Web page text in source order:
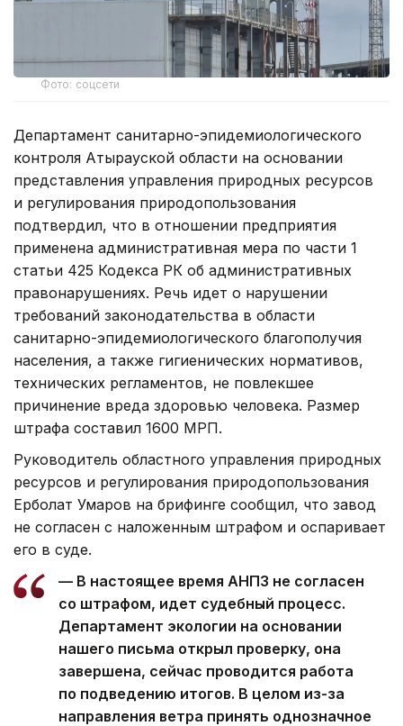
Фото: соцсети
Департамент санитарно-эпидемиологического
контроля Атырауской области на основании
представления управления природных ресурсов
и регулирования природопользования
подтвердил, что в отношении предприятия
применена административная мера по части 1
статьи 425 Кодекса РК об административных
правонарушениях. Речь идет о нарушении
требований законодательства в области
санитарно-эпидемиологического благополучия
населения, а также гигиенических нормативов,
технических регламентов, не повлекшее
причинение вреда здоровью человека. Размер
штрафа составил 1600 МРП.
Руководитель областного управления природных
ресурсов и регулирования природопользования
Ерболат Умаров на брифинге сообщил, что завод
не согласен с наложенным штрафом и оспаривает
его в суде.
— В настоящее время АНПЗ не согласен
со штрафом, идет судебный процесс.
Департамент экологии на основании
нашего письма открыл проверку, она
завершена, сейчас проводится работа
по подведению итогов. В целом из-за
направления ветра принять однозначное